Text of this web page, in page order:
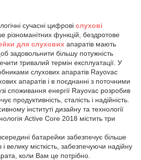
сучасні цифрові слухові
різноманітних функцій, бездротове
для слухових апаратів мають
задовольнити більшу потужність
тривалий термін експлуатації. У
слухових апаратів Rayovac
апаратів і в поєднанні з поточними
споживання енергії Rayovac розробив
продуктивність, сталість і надійність.
інституті дизайну та технології
Active Core 2018 містить три
батарейки забезпечує більше
і велику місткість, забезпечуючи надійну
коли Вам це потрібно.